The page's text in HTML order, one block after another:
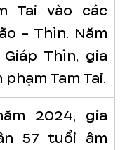
Tai vào các
- Thìn. Năm
Thìn, gia
Tam Tai.
2024, gia
57 tuổi âm